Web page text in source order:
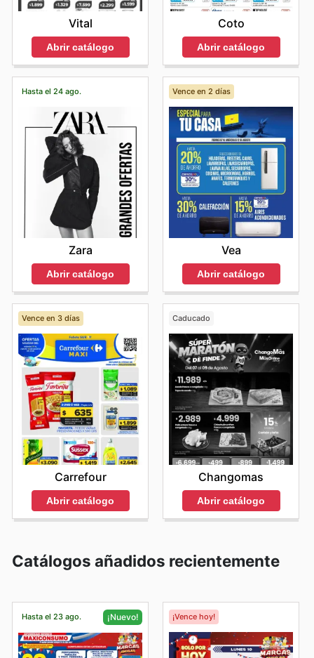
Vital
Abrir catálogo
Coto
Abrir catálogo
Hasta el 24 ago.
Zara
Abrir catálogo
Vence en 2 días
Vea
Abrir catálogo
Vence en 3 días
Carrefour
Abrir catálogo
Caducado
Changomas
Abrir catálogo
Catálogos añadidos recientemente
Hasta el 23 ago. ¡Nuevo! ¡Vence hoy!